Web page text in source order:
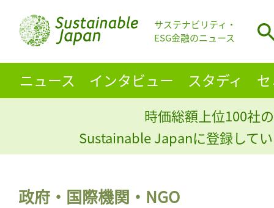
サステナビリティ・
ESG金融のニュース
ニュース インタビュー スタディ
時価総額上位100社
Sustainable Japanに登録して
政府・国際機関・NGO